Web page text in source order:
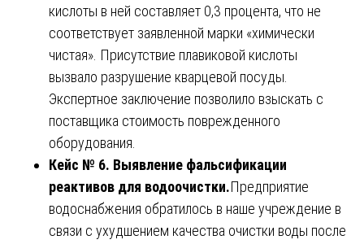
кислоты в ней составляет 0,3 процента, что не
соответствует заявленной марки «химически
чистая». Присутствие плавиковой кислоты
вызвало разрушение кварцевой посуды.
Экспертное заключение позволило взыскать с
поставщика стоимость поврежденного
оборудования.
Кейс № 6. Выявление фальсификации
реактивов для водоочистки.Предприятие
водоснабжения обратилось в наше учреждение в
связи с ухудшением качества очистки воды после